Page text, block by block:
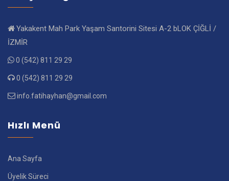
Yakakent Mah Park Yaşam Santorini Sitesi A-2 bLOK ÇİĞLİ /
İZMİR
0 (542) 811 29 29
0 (542) 811 29 29
info.fatihayhan@gmail.com
Hızlı Menü
Ana Sayfa
Üyelik Süreci